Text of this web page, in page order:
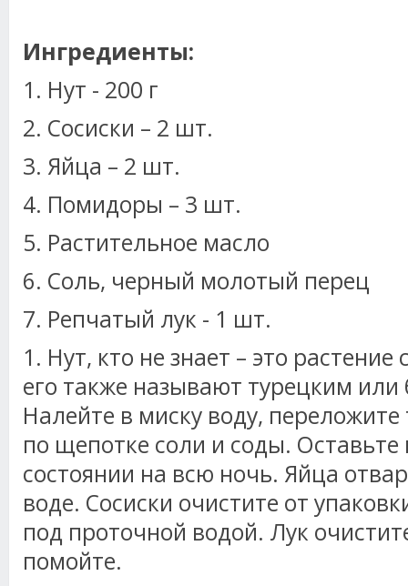
Ингредиенты:
1. Нут - 200 г
2. Сосиски – 2 шт.
3. Яйца – 2 шт.
4. Помидоры – 3 шт.
5. Растительное масло
6. Соль, черный молотый перец
7. Репчатый лук - 1 шт.
1. Нут, кто не знает – это
его также называют турецким
Налейте в миску воду, переложите
по щепотке соли и соды. Оставьте
состоянии на всю ночь. Яйца
воде. Сосиски очистите от
под проточной водой. Лук
помойте.